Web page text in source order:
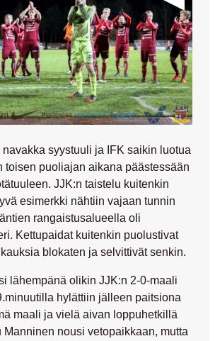
syystuuli ja IFK saikin luotua
toisen puoliajan aikana päästessään
JJK:n taistelu kuitenkin
esimerkki nähtiin vajaan tunnin
rangaistusalueella oli
Kettupaidat kuitenkin puolustivat
blokaten ja selvittivät senkin.
lähempänä olikin JJK:n 2-0-maali
hylättiin jälleen paitsiona
maali ja vielä aivan loppuhetkillä
Manninen nousi vetopaikkaan, mutta